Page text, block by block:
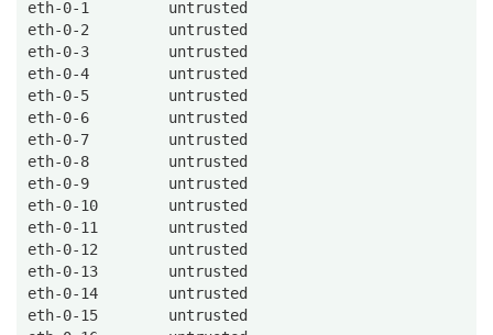
eth-0-1         untrusted
eth-0-2         untrusted
eth-0-3         untrusted
eth-0-4         untrusted
eth-0-5         untrusted
eth-0-6         untrusted
eth-0-7         untrusted
eth-0-8         untrusted
eth-0-9         untrusted
eth-0-10        untrusted
eth-0-11        untrusted
eth-0-12        untrusted
eth-0-13        untrusted
eth-0-14        untrusted
eth-0-15        untrusted